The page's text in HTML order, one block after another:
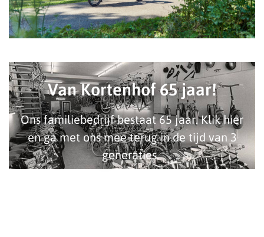
Van Kortenhof 65 jaar!
Ons familiebedrijf bestaat 65 jaar. Klik hier
en ga met ons mee terug in de tijd van 3
generaties.